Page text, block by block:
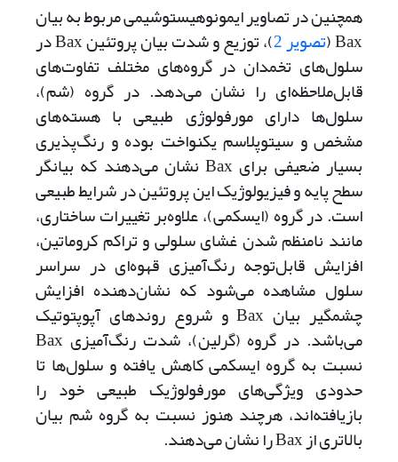
همچنین در تصاویر ایمونوهیستوشیمی مربوط به بیان
Bax ( تصویر 2 )، توزیع و شدت بیان پروتئین Bax در
سلول‌های تخمدان در گروه‌های مختلف تفاوت‌های
قابل‌ملاحظه‌ای را نشان می‌‌دهد. در گروه (شم)،
سلول‌ها دارای مورفولوژی طبیعی با هسته‌های
مشخص و سیتوپلاسم یکنواخت بوده و رنگ‌پذیری
بسیار ضعیفی برای Bax نشان می‌‌دهند که بیانگر
سطح پایه و فیزیولوژیک این پروتئین در شرایط طبیعی
است. در گروه (ایسکمی)، علاوه‌بر تغییرات ساختاری،
مانند نامنظم شدن غشای سلولی و تراکم کروماتین،
افزایش قابل‌توجه رنگ‌آمیزی قهوه‌ای در سراسر
سلول مشاهده می‌‌شود که نشان‌دهنده افزایش
چشمگیر بیان Bax و شروع روندهای آپوپتوتیک
می‌‌‌باشد. در گروه (گرلین)، شدت رنگ‌آمیزی Bax
نسبت به گروه ایسکمی کاهش یافته و سلول‌ها تا
حدودی ویژگی‌های مورفولوژیک طبیعی خود را
بازیافته‌اند، هرچند هنوز نسبت به گروه شم بیان
بالاتری از Bax را نشان می‌‌دهند.